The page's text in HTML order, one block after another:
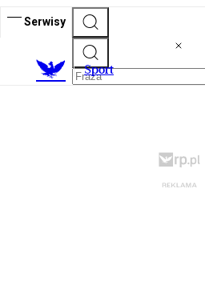
Serwisy
Sport